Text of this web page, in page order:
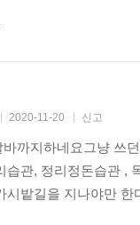
2020-11-20 신고
까지하네요그냥 쓰
습관, 정리정돈습관 ,
시밭길을 지나야만